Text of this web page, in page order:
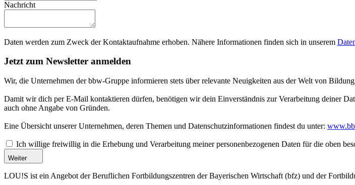
Nachricht
Daten werden zum Zweck der Kontaktaufnahme erhoben. Nähere Informationen finden sich in unserem
Jetzt zum Newsletter anmelden
Wir, die Unternehmen der bbw-Gruppe informieren stets über relevante Neuigkeiten aus der Welt von
Damit wir dich per E-Mail kontaktieren dürfen, benötigen wir dein Einverständnis zur Verarbeitung deiner
auch ohne Angabe von Gründen.
Eine Übersicht unserer Unternehmen, deren Themen und Datenschutzinformationen findest du unter:
Ich willige freiwillig in die Erhebung und Verarbeitung meiner personenbezogenen Daten für die oben
Weiter
LOU!S ist ein Angebot der Beruflichen Fortbildungszentren der Bayerischen Wirtschaft (bfz) und der